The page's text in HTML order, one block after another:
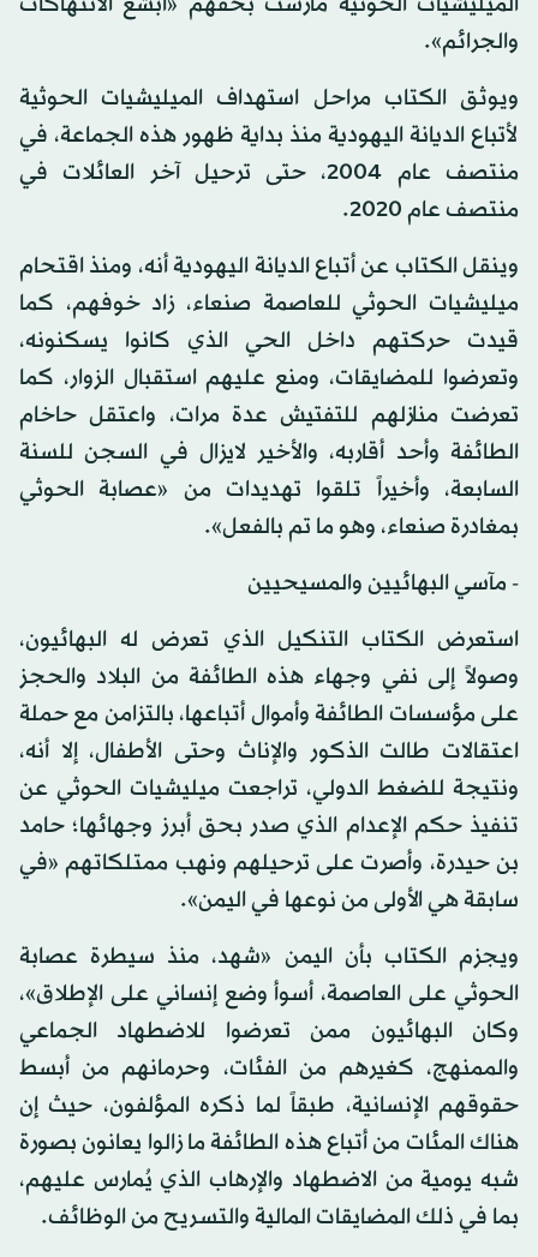
والجرائم».
ويوثق الكتاب مراحل استهداف الميليشيات الحوثية
لأتباع الديانة اليهودية منذ بداية ظهور هذه الجماعة، في
منتصف عام 2004، حتى ترحيل آخر العائلات في
منتصف عام 2020.
وينقل الكتاب عن أتباع الديانة اليهودية أنه، ومنذ اقتحام
ميليشيات الحوثي للعاصمة صنعاء، زاد خوفهم، كما
قيدت حركتهم داخل الحي الذي كانوا يسكنونه،
وتعرضوا للمضايقات، ومنع عليهم استقبال الزوار، كما
تعرضت منازلهم للتفتيش عدة مرات، واعتقل حاخام
الطائفة وأحد أقاربه، والأخير لايزال في السجن للسنة
السابعة، وأخيراً تلقوا تهديدات من «عصابة الحوثي
بمغادرة صنعاء، وهو ما تم بالفعل».
- مآسي البهائيين والمسيحيين
استعرض الكتاب التنكيل الذي تعرض له البهائيون،
وصولاً إلى نفي وجهاء هذه الطائفة من البلاد والحجز
على مؤسسات الطائفة وأموال أتباعها، بالتزامن مع حملة
اعتقالات طالت الذكور والإناث وحتى الأطفال، إلا أنه،
ونتيجة للضغط الدولي، تراجعت ميليشيات الحوثي عن
تنفيذ حكم الإعدام الذي صدر بحق أبرز وجهائها؛ حامد
بن حيدرة، وأصرت على ترحيلهم ونهب ممتلكاتهم «في
سابقة هي الأولى من نوعها في اليمن».
ويجزم الكتاب بأن اليمن «شهد، منذ سيطرة عصابة
الحوثي على العاصمة، أسوأ وضع إنساني على الإطلاق»،
وكان البهائيون ممن تعرضوا للاضطهاد الجماعي
والممنهج، كغيرهم من الفئات، وحرمانهم من أبسط
حقوقهم الإنسانية، طبقاً لما ذكره المؤلفون، حيث إن
هناك المئات من أتباع هذه الطائفة ما زالوا يعانون بصورة
شبه يومية من الاضطهاد والإرهاب الذي يُمارس عليهم،
بما في ذلك المضايقات المالية والتسريح من الوظائف.